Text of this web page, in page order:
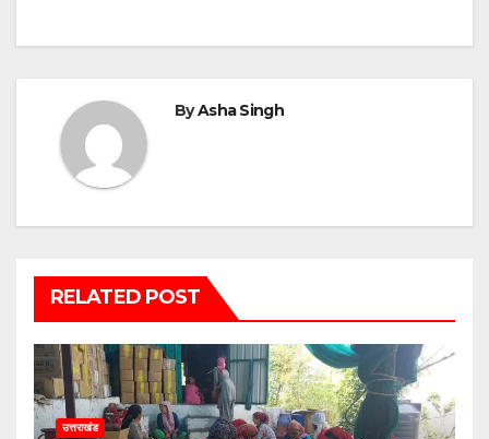
ByAsha Singh
RELATED POST
उत्तराखंड